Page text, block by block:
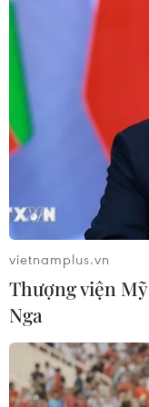
07/08/2026 12:35
Thuế polysilicon:
Quốc tại Mỹ có lợi
07/08/2026 12:17
Tầm nhìn bán dẫn
từ thế mạnh sẵn
07/08/2026 11:51
Đồng Nai cần
đầu tư sang tổ
vietnamplus.vn
Thượng viện
Nga